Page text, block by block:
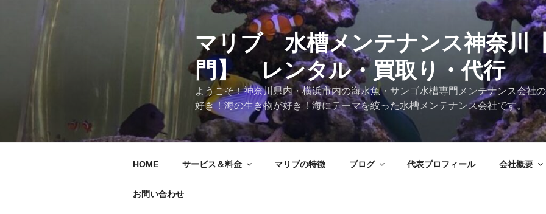
マリブ 水槽メンテナンス神奈川
門】 レンタル・買取り・代行
ようこそ！神奈川県内・横浜市内の海水魚・サンゴ水槽専門メンテナンス会社
好き！海の生き物が好き！海にテーマを絞った水槽メンテナンス会社です。
HOME サービス＆料金 マリブの特徴 ブログ 代表プロフィール 会社概要
お問い合わせ